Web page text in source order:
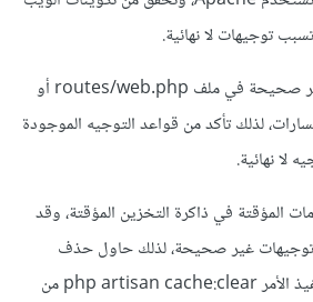
توجيهات لا نهائية.
ربما لديك قواعد توجيه غير صحيحة في ملف routes/web.php أو
لذلك تأكد من قواعد التوجيه الموجودة
نهائية.
المؤقتة في ذاكرة التخزين المؤقتة، وقد
غير صحيحة، لذلك حاول حذف
ملفات التخزين المؤقتة بتنفيذ الأمر php artisan cache:clear من